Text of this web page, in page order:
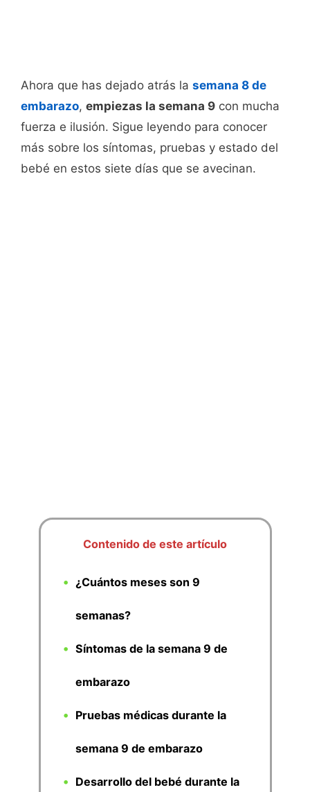
Ahora que has dejado atrás la semana 8 de
embarazo, empiezas la semana 9 con mucha
fuerza e ilusión. Sigue leyendo para conocer
más sobre los síntomas, pruebas y estado del
bebé en estos siete días que se avecinan.
Contenido de este artículo
¿Cuántos meses son 9
semanas?
Síntomas de la semana 9 de
embarazo
Pruebas médicas durante la
semana 9 de embarazo
Desarrollo del bebé durante la